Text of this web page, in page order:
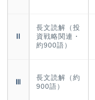
Ⅱ
長文読解（投
資戦略関連・
約900語）
Ⅲ
長文読解（約
900語）